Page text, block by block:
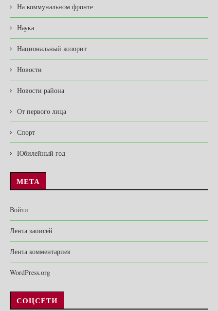
На коммунальном фронте
Наука
Национальный колорит
Новости
Новости района
От первого лица
Спорт
Юбилейный год
МЕТА
Войти
Лента записей
Лента комментариев
WordPress.org
СОЦСЕТИ